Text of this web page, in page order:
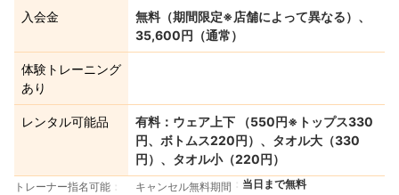
入会金
無料（期間限定※店舗によって異なる）、
35,600円（通常）
体験トレーニング
あり
レンタル可能品
有料：ウェア上下 （550円※トップス330
円、ボトムス220円）、タオル大（330
円）、タオル小（220円）
トレーナー指名可能 キャンセル無料期間
当日まで無料